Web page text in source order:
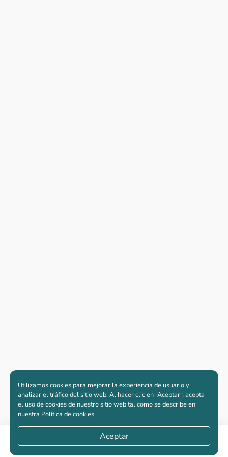
Compartir
Apartamentos nuevos
Utilizamos cookies para mejorar la experiencia de usuario y
analizar el tráfico del sitio web. Al hacer clic en “Aceptar“, acepta
el uso de cookies de nuestro sitio web tal como se describe en
nuestra Política de cookies
Aceptar